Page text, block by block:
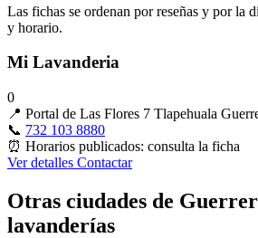
Las fichas se ordenan por reseñas y por la
y horario.
Mi Lavanderia
0
📍 Portal de Las Flores 7 Tlapehuala
📞 732 103 8880
⏰ Horarios publicados: consulta la ficha
Ver detalles Contactar
Otras ciudades de
lavanderías